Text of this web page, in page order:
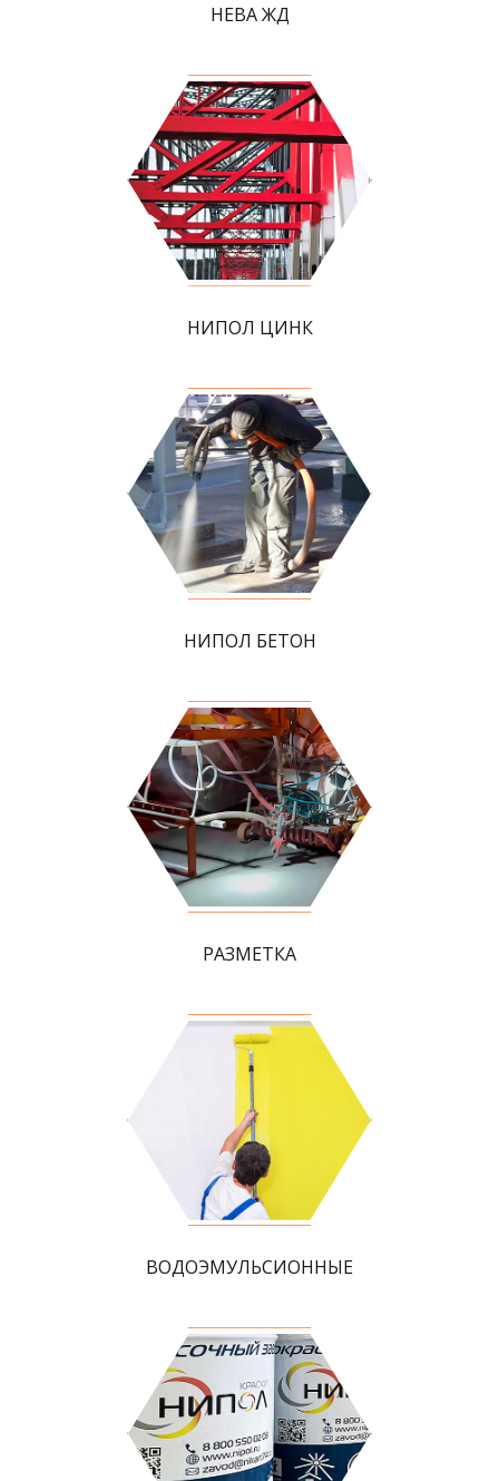
НЕВА ЖД
НИПОЛ ЦИНК
НИПОЛ БЕТОН
РАЗМЕТКА
ВОДОЭМУЛЬСИОННЫЕ